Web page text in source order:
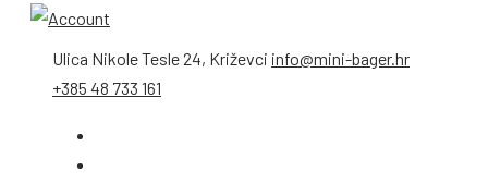
Ulica Nikole Tesle 24, Križevci info@mini-bager.hr
+385 48 733 161